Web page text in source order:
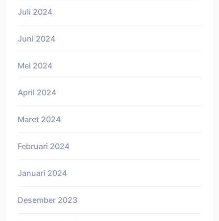
Juli 2024
Juni 2024
Mei 2024
April 2024
Maret 2024
Februari 2024
Januari 2024
Desember 2023